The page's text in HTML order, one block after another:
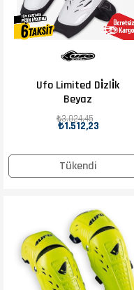
Tükendi
Ufo Limited Di̇zli̇k
Beyaz
₺1.512,23
₺3.024,45